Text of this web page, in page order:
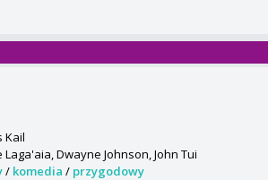
Kail
Dwayne Johnson, John Tui
/ komedia / przygodowy